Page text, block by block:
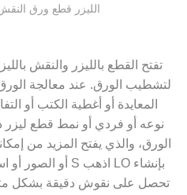
الليزر قطع ورق النقش
تفتح القطع بالليزر والنقش
لتشطيب الورق. عند معالجة
المعايدة أو أغطية الكتب أو
نوعه أو فردي أو نمط قطع ليزر
الورق، والذي يفتح المزيد من
تحصل على نقوش دقيقة بشكل